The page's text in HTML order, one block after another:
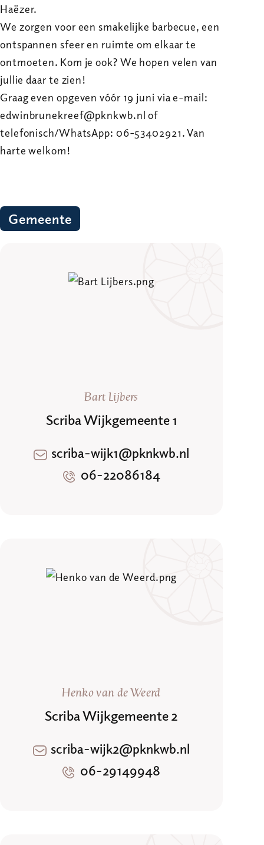
Haëzer.
We zorgen voor een smakelijke barbecue, een
ontspannen sfeer en ruimte om elkaar te
ontmoeten. Kom je ook? We hopen velen van
jullie daar te zien!
Graag even opgeven vóór 19 juni via e-mail:
edwinbrunekreef@pknkwb.nl of
telefonisch/WhatsApp: 06-53402921. Van
harte welkom!
Gemeente
Bart Lijbers
Scriba Wijkgemeente 1
scriba-wijk1@pknkwb.nl
06-22086184
Henko van de Weerd
Scriba Wijkgemeente 2
scriba-wijk2@pknkwb.nl
06-29149948